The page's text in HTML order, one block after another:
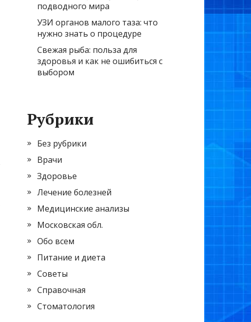
подводного мира
УЗИ органов малого таза: что
нужно знать о процедуре
Свежая рыба: польза для
здоровья и как не ошибиться с
выбором
Рубрики
Без рубрики
Врачи
Здоровье
Лечение болезней
Медицинские анализы
Московская обл.
Обо всем
Питание и диета
Советы
Справочная
Стоматология